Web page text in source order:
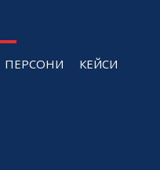
ПЕРСОНИ КЕЙСИ